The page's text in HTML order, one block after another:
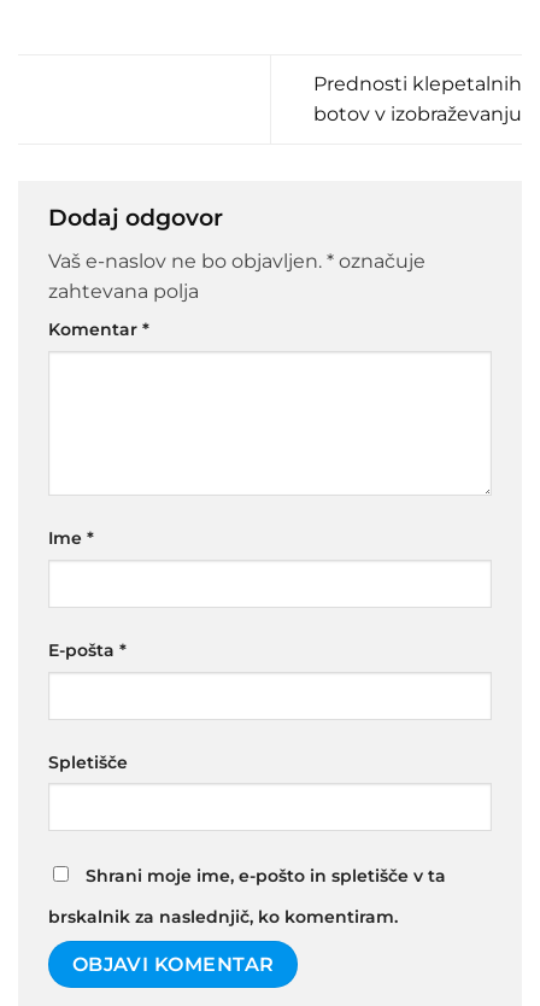
Prednosti klepetalnih
botov v izobraževanju
Dodaj odgovor
Vaš e-naslov ne bo objavljen. * označuje
zahtevana polja
Komentar *
Ime *
E-pošta *
Spletišče
Shrani moje ime, e-pošto in spletišče v ta
brskalnik za naslednjič, ko komentiram.